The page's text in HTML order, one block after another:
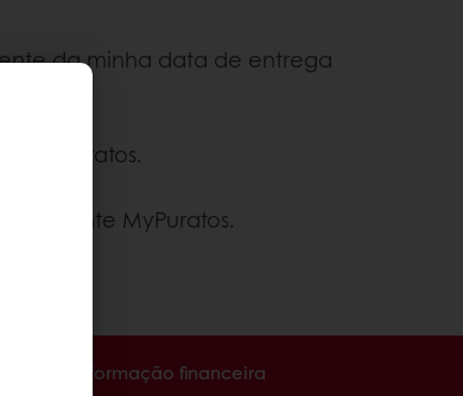
da minha data de entrega
MyPuratos.
MyPuratos.
à sua informação financeira